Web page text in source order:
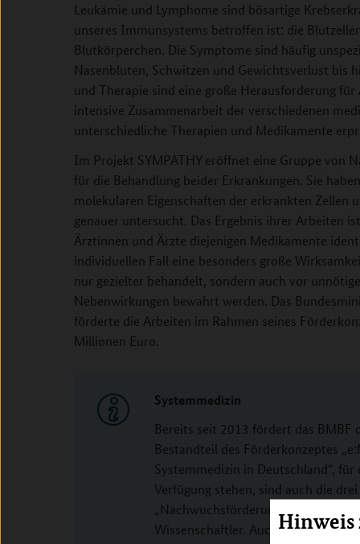
Hinweis
Leukämie und Lymphome sind bösartige
unseres Immunsystems betroffen ist: die
Blutkörperchen. Die Symptome sind häufig
Nasenbluten, Schwitzen und Gewichtsverlust bis
und Therapie sind eine große Herausforderung
intensive Zusammenarbeit der verschiedenen
unterschiedliche Therapien und Medikamente
Im Projekt SYMPATHY eröffnet eine Gruppe von
für die Behandlung beider Erkrankungen. Sie
molekularen Eigenschaften der erkrankten Zellen
genauer untersucht. Das Ergebnis ihrer Arbeiten
Ärztinnen und Ärzte diejenigen Medikamente
individuellen Fall eine besonders große
nur gezielter behandelt, sondern auch vor
Nebenwirkungen bewahrt werden. Das
förderte die Arbeiten im Rahmen seines
Millionen Euro.
Systemmedizin
Bereits seit 2013 fördert das BMBF
Bestandteil des Förderkonzeptes
Systemmedizin in Deutschland“,
Verfügung stehen, sind auch die
„Nachwuchsförderung“. Sie richten
Wissenschaftler. Auch der